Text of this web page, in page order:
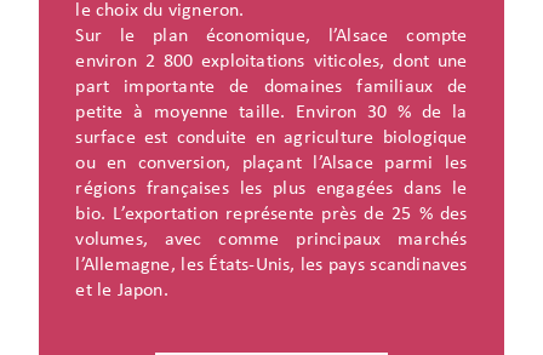
le choix du vigneron.
Sur le plan économique, l’Alsace compte
environ 2 800 exploitations viticoles, dont une
part importante de domaines familiaux de
petite à moyenne taille. Environ 30 % de la
surface est conduite en agriculture biologique
ou en conversion, plaçant l’Alsace parmi les
régions françaises les plus engagées dans le
bio. L’exportation représente près de 25 % des
volumes, avec comme principaux marchés
l’Allemagne, les États-Unis, les pays scandinaves
et le Japon.